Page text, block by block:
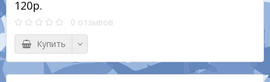
120р.
0 отзывов
Купить